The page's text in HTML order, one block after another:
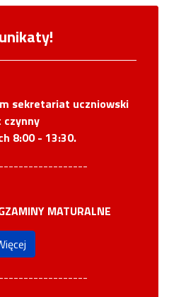
sekretariat uczniowski
8:00 - 13:30.
MATURALNE